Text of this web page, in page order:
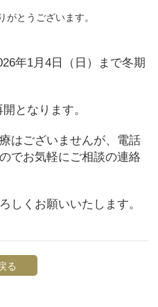
がとうございます。
年1月4日（日）まで冬期
となります。
はございませんが、電話
でお気軽にご相談の連絡
しくお願いいたします。
る